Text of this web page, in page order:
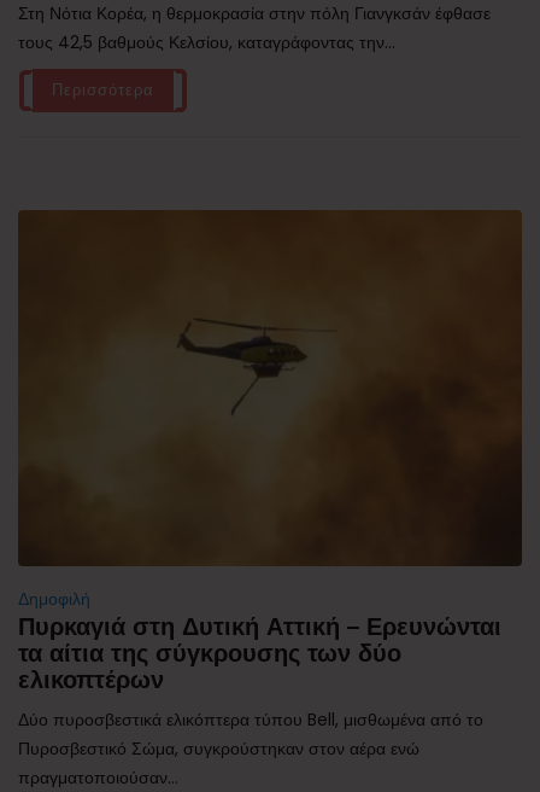
Στη Νότια Κορέα, η θερμοκρασία στην πόλη Γιανγκσάν έφθασε
τους 42,5 βαθμούς Κελσίου, καταγράφοντας την...
Περισσότερα
Δημοφιλή
Πυρκαγιά στη Δυτική Αττική – Ερευνώνται
τα αίτια της σύγκρουσης των δύο
ελικοπτέρων
Δύο πυροσβεστικά ελικόπτερα τύπου Bell, μισθωμένα από το
Πυροσβεστικό Σώμα, συγκρούστηκαν στον αέρα ενώ
πραγματοποιούσαν...